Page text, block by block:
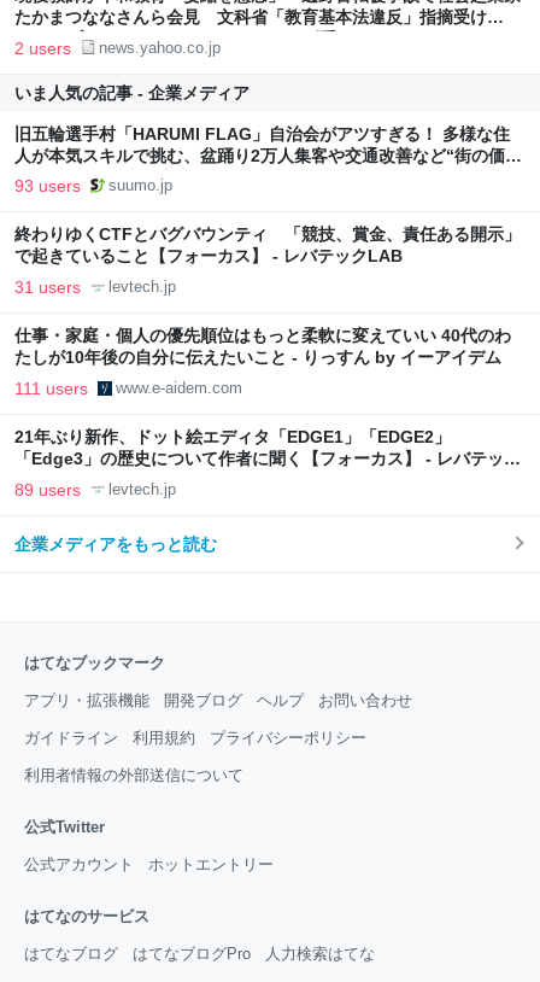
たかまつななさんら会見 文科省「教育基本法違反」指摘受け
（FNNプライムオンライン（フジテレビ系）） - Yahoo!ニュース
2 users news.yahoo.co.jp
いま人気の記事 - 企業メディア
旧五輪選手村「HARUMI FLAG」自治会がアツすぎる！ 多様な住
人が本気スキルで挑む、盆踊り2万人集客や交通改善など“街の価値
向上”戦略 東京・中央区
93 users suumo.jp
終わりゆくCTFとバグバウンティ 「競技、賞金、責任ある開示」
で起きていること【フォーカス】 - レバテックLAB
31 users levtech.jp
仕事・家庭・個人の優先順位はもっと柔軟に変えていい 40代のわ
たしが10年後の自分に伝えたいこと - りっすん by イーアイデム
111 users www.e-aidem.com
21年ぶり新作、ドット絵エディタ「EDGE1」「EDGE2」
「Edge3」の歴史について作者に聞く【フォーカス】 - レバテック
LAB
89 users levtech.jp
企業メディアをもっと読む
はてなブックマーク
アプリ・拡張機能 開発ブログ ヘルプ お問い合わせ
ガイドライン 利用規約 プライバシーポリシー
利用者情報の外部送信について
公式Twitter
公式アカウント ホットエントリー
はてなのサービス
はてなブログ はてなブログPro 人力検索はてな